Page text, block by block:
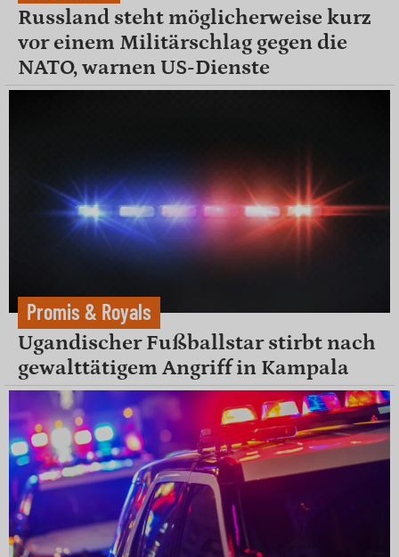
Russland steht möglicherweise kurz
vor einem Militärschlag gegen die
NATO, warnen US-Dienste
Promis & Royals
Ugandischer Fußballstar stirbt nach
gewalttätigem Angriff in Kampala